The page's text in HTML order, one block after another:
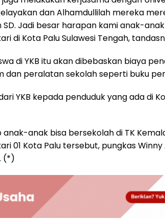
dan Alhamdullilah mereka
SD. Jadi besar harapan kami anak-
di Kota Palu Sulawesi Tengah,
di YKB itu akan dibebaskan biaya
dan peralatan sekolah seperti buku
YKB kepada penduduk yang ada di
anak bisa bersekolah di TK
01 Kota Palu tersebut, pungkas
(*)